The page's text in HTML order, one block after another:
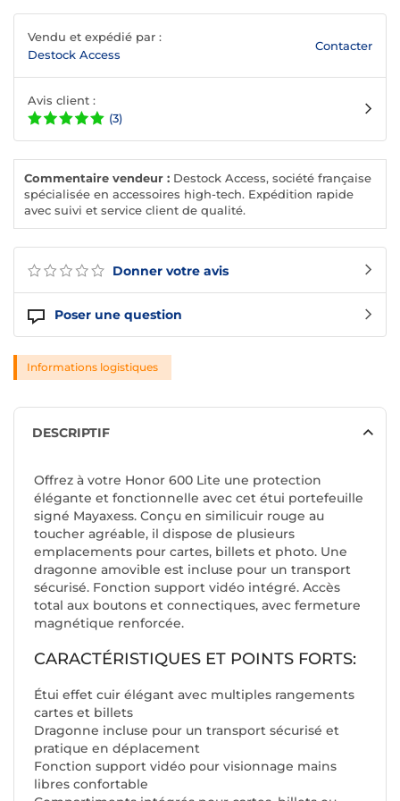
Donner votre avis
Poser une question
Vendu et expédié par :
Destock Access
Contacter
Avis client :
(3)
Commentaire vendeur : Destock Access, société française
spécialisée en accessoires high-tech. Expédition rapide
avec suivi et service client de qualité.
Informations logistiques
DESCRIPTIF
Offrez à votre Honor 600 Lite une protection
élégante et fonctionnelle avec cet étui portefeuille
signé Mayaxess. Conçu en similicuir rouge au
toucher agréable, il dispose de plusieurs
emplacements pour cartes, billets et photo. Une
dragonne amovible est incluse pour un transport
sécurisé. Fonction support vidéo intégré. Accès
total aux boutons et connectiques, avec fermeture
magnétique renforcée.
CARACTÉRISTIQUES ET POINTS FORTS:
Étui effet cuir élégant avec multiples rangements
cartes et billets
Dragonne incluse pour un transport sécurisé et
pratique en déplacement
Fonction support vidéo pour visionnage mains
libres confortable